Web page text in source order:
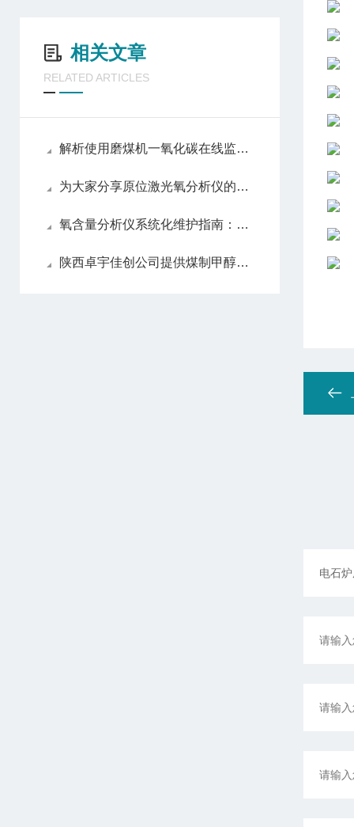
相关文章
RELATED ARTICLES
解析使用磨煤机一氧化碳在线监测系统的必要性
为大家分享原位激光氧分析仪的维护心得
氧含量分析仪系统化维护指南：日常保养解析
陕西卓宇佳创公司提供煤制甲醇过程气体分析仪的详细描述